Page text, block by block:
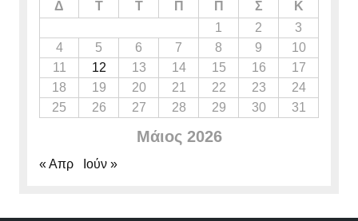
Μάιος 2026
Δ Τ Τ Π Π Σ
Κ
1
2
3
4
5 6 7 8 9
10
11
12 13 14 15 16
17
18
19 20 21 22 23
24
25
26 27 28 29 30 31
« Απρ Ιούν »